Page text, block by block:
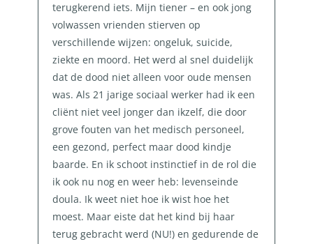
terugkerend iets. Mijn tiener – en ook jong
volwassen vrienden stierven op
verschillende wijzen: ongeluk, suicide,
ziekte en moord. Het werd al snel duidelijk
dat de dood niet alleen voor oude mensen
was. Als 21 jarige sociaal werker had ik een
cliënt niet veel jonger dan ikzelf, die door
grove fouten van het medisch personeel,
een gezond, perfect maar dood kindje
baarde. En ik schoot instinctief in de rol die
ik ook nu nog en weer heb: levenseinde
doula. Ik weet niet hoe ik wist hoe het
moest. Maar eiste dat het kind bij haar
terug gebracht werd (NU!) en gedurende de